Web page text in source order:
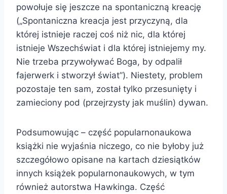
powołuje się jeszcze na spontaniczną kreację
(„Spontaniczna kreacja jest przyczyną, dla
której istnieje raczej coś niż nic, dla której
istnieje Wszechświat i dla której istniejemy my.
Nie trzeba przywoływać Boga, by odpalił
fajerwerk i stworzył świat”). Niestety, problem
pozostaje ten sam, został tylko przesunięty i
zamieciony pod (przejrzysty jak muślin) dywan.
Podsumowując – część popularnonaukowa
książki nie wyjaśnia niczego, co nie byłoby już
szczegółowo opisane na kartach dziesiątków
innych książek popularnonaukowych, w tym
również autorstwa Hawkinga. Część